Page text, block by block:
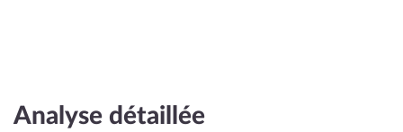
Analyse détaillée